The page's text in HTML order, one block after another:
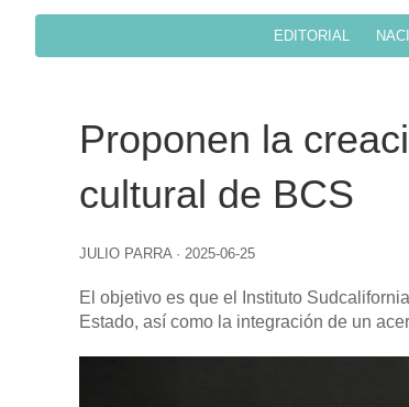
EDITORIAL
Proponen la
cultural de BCS
JULIO PARRA · 2025-06-25
El objetivo es que el Instituto
Estado, así como la integración de un